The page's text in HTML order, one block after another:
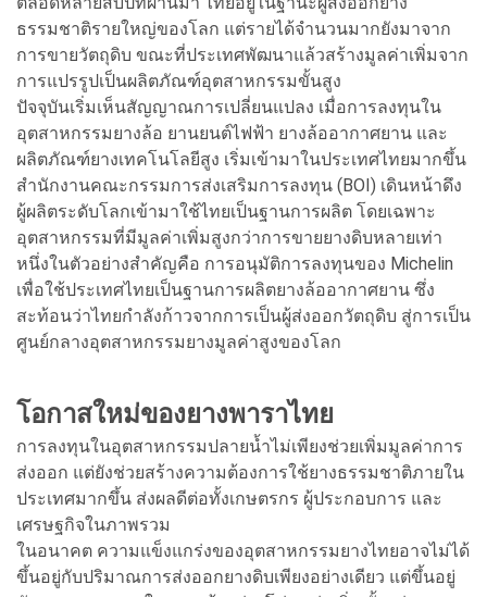
ธรรมชาติรายใหญ่ของโลก แต่รายได้จำนวนมากยังมาจาก
การขายวัตถุดิบ ขณะที่ประเทศพัฒนาแล้วสร้างมูลค่าเพิ่มจาก
การแปรรูปเป็นผลิตภัณฑ์อุตสาหกรรมขั้นสูง
ปัจจุบันเริ่มเห็นสัญญาณการเปลี่ยนแปลง เมื่อการลงทุนใน
อุตสาหกรรมยางล้อ ยานยนต์ไฟฟ้า ยางล้ออากาศยาน และ
ผลิตภัณฑ์ยางเทคโนโลยีสูง เริ่มเข้ามาในประเทศไทยมากขึ้น
สำนักงานคณะกรรมการส่งเสริมการลงทุน (BOI) เดินหน้าดึง
ผู้ผลิตระดับโลกเข้ามาใช้ไทยเป็นฐานการผลิต โดยเฉพาะ
อุตสาหกรรมที่มีมูลค่าเพิ่มสูงกว่าการขายยางดิบหลายเท่า
หนึ่งในตัวอย่างสำคัญคือ การอนุมัติการลงทุนของ Michelin
เพื่อใช้ประเทศไทยเป็นฐานการผลิตยางล้ออากาศยาน ซึ่ง
สะท้อนว่าไทยกำลังก้าวจากการเป็นผู้ส่งออกวัตถุดิบ สู่การเป็น
ศูนย์กลางอุตสาหกรรมยางมูลค่าสูงของโลก
โอกาสใหม่ของยางพาราไทย
การลงทุนในอุตสาหกรรมปลายน้ำไม่เพียงช่วยเพิ่มมูลค่าการ
ส่งออก แต่ยังช่วยสร้างความต้องการใช้ยางธรรมชาติภายใน
ประเทศมากขึ้น ส่งผลดีต่อทั้งเกษตรกร ผู้ประกอบการ และ
เศรษฐกิจในภาพรวม
ในอนาคต ความแข็งแกร่งของอุตสาหกรรมยางไทยอาจไม่ได้
ขึ้นอยู่กับปริมาณการส่งออกยางดิบเพียงอย่างเดียว แต่ขึ้นอยู่